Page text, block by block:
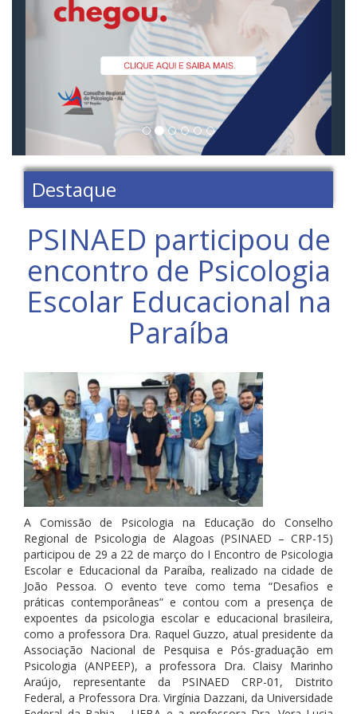
Destaque
PSINAED participou de
encontro de Psicologia
Escolar Educacional na
Paraíba
A Comissão de Psicologia na Educação do Conselho
Regional de Psicologia de Alagoas (PSINAED – CRP-15)
participou de 29 a 22 de março do I Encontro de Psicologia
Escolar e Educacional da Paraíba, realizado na cidade de
João Pessoa. O evento teve como tema “Desafios e
práticas contemporâneas” e contou com a presença de
expoentes da psicologia escolar e educacional brasileira,
como a professora Dra. Raquel Guzzo, atual presidente da
Associação Nacional de Pesquisa e Pós-graduação em
Psicologia (ANPEEP), a professora Dra. Claisy Marinho
Araújo, representante da PSINAED CRP-01, Distrito
Federal, a Professora Dra. Virgínia Dazzani, da Universidade